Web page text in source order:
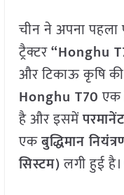
चीन ने अपना पहला
ट्रैक्टर“Honghu
और टिकाऊ कृषि
Honghu T70एक
है और इसमें
एकबुद्धिमान
सिस्टम)लगी हुई है।